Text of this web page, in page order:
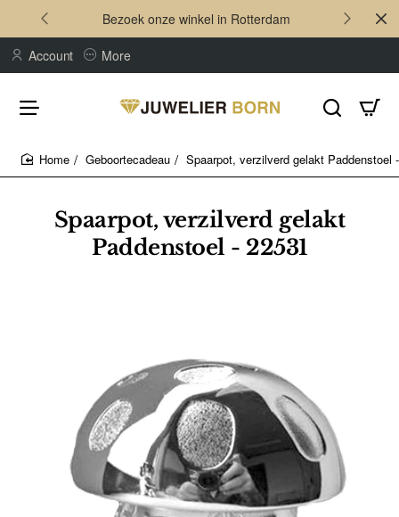
Bezoek onze winkel in Rotterdam
Account More
Spaarpot, verzilverd gelakt
Paddenstoel - 22531
Geboortecadeau Spaarpot, verzilverd gelakt Paddenstoel